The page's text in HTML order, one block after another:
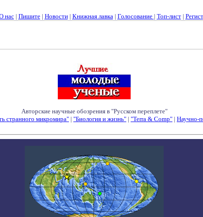
нас| Пишите| Новости| Книжная лавка| Голосование | Топ-лист|
Авторские научные обозрения в "Русском переплете"
странного микромира" | "Биология и жизнь" | "Terra & Comp" | Научно-